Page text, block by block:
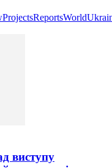
ProjectsReportsWorld
виступу